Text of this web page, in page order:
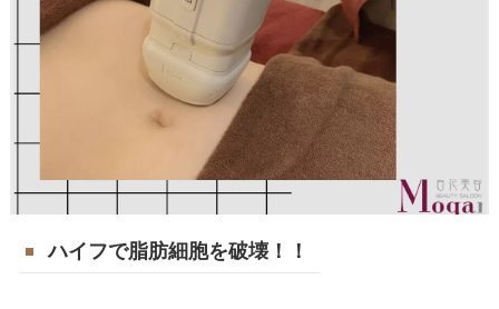
ハイフで脂肪細胞を破壊！！